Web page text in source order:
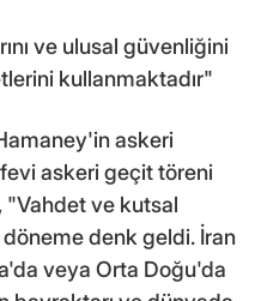
ve ulusal güvenliğini
kullanmaktadır"
askeri
askeri geçit töreni
"Vahdet ve kutsal
döneme denk geldi. İran
veya Orta Doğu'da